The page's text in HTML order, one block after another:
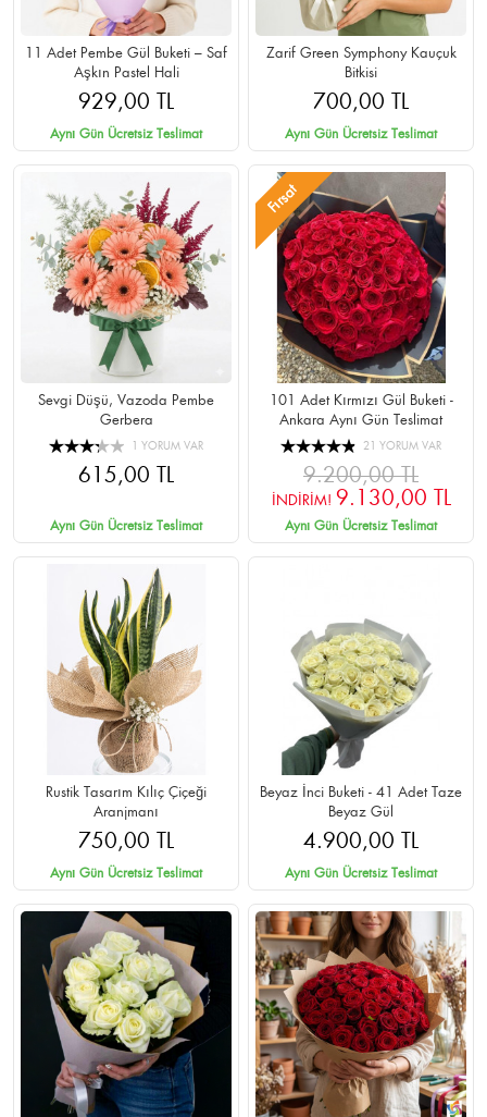
11 Adet Pembe Gül Buketi – Saf
Aşkın Pastel Hali
929,00 TL
Aynı Gün Ücretsiz Teslimat
Zarif Green Symphony Kauçuk
Bitkisi
700,00 TL
Aynı Gün Ücretsiz Teslimat
Sevgi Düşü, Vazoda Pembe
Gerbera
1 YORUM VAR
615,00 TL
Aynı Gün Ücretsiz Teslimat
Fırsat
101 Adet Kırmızı Gül Buketi -
Ankara Aynı Gün Teslimat
21 YORUM VAR
9.200,00 TL
İNDİRİM! 9.130,00 TL
Aynı Gün Ücretsiz Teslimat
Rustik Tasarım Kılıç Çiçeği
Aranjmanı
750,00 TL
Aynı Gün Ücretsiz Teslimat
Beyaz İnci Buketi - 41 Adet Taze
Beyaz Gül
4.900,00 TL
Aynı Gün Ücretsiz Teslimat